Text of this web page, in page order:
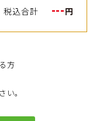
税込合計 ---円
方
。